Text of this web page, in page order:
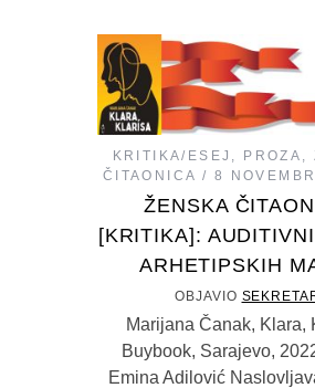
KRITIKA/ESEJ , PROZA ,
ČITAONICA
8
ŽENSKA
[KRITIKA]:
ARHETIPSKIH
OBJAVIO
Marijana Čanak, Klara,
Buybook, Sarajevo,
Emina Adilović